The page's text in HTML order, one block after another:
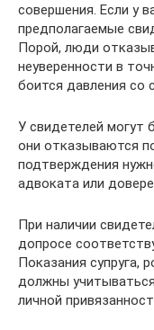
совершения. Если у
предполагаемые
Порой, люди
неуверенности в
боится давления со
У свидетелей могут
они отказываются
подтверждения
адвоката или
При наличии
допросе
Показания супруга,
должны
личной